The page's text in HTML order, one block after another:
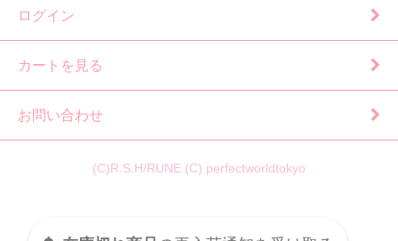
ログイン
カートを見る
お問い合わせ
(C)R.S.H/RUNE (C) perfectworldtokyo